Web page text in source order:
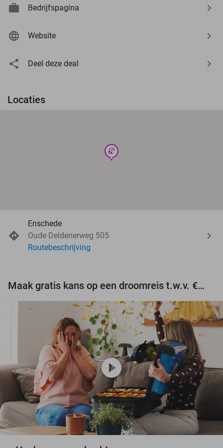
Bedrijfspagina
Website
Deel deze deal
Locaties
wellness
Enschede
Oude Deldenerweg 505
Routebeschrijving
Maak gratis kans op een droomreis t.w.v. €3.000!
play_circle